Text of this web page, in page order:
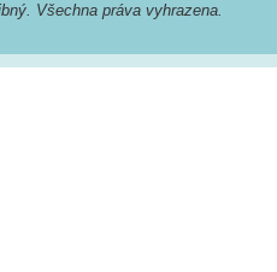
Všechna práva vyhrazena.